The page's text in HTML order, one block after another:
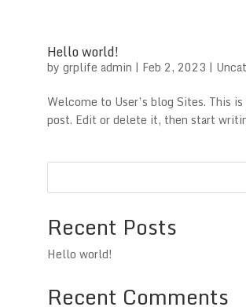
Hello world!
by grplife admin | Feb 2, 2023 |
Welcome to User’s blog Sites. This
post. Edit or delete it, then start
Recent Posts
Hello world!
Recent Comments